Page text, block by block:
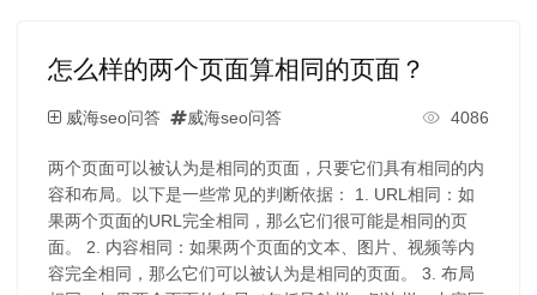
怎么样的两个页面算相同的页面？
威海seo问答 威海seo问答 4086
两个页面可以被认为是相同的页面，只要它们具有相同的内
容和布局。以下是一些常见的判断依据： 1. URL相同：如
果两个页面的URL完全相同，那么它们很可能是相同的页
面。 2. 内容相同：如果两个页面的文本、图片、视频等内
容完全相同，那么它们可以被认为是相同的页面。 3. 布局